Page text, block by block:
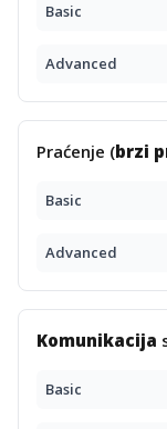
Basic
Advanced
Praćenje (brzi
Basic
Advanced
Komunikacija
Basic